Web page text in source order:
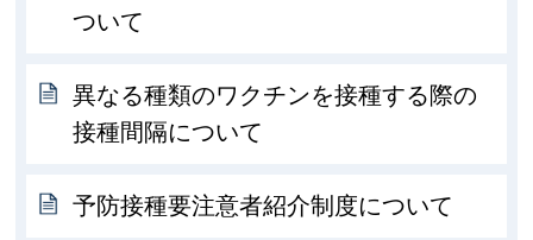
ついて
異なる種類のワクチンを接種する際の
接種間隔について
予防接種要注意者紹介制度について